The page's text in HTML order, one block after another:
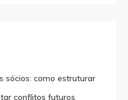
sócios: como estruturar
conflitos futuros